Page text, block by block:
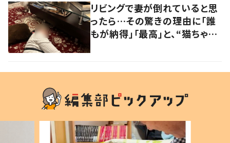
リビングで妻が倒れていると思
ったら…その驚きの理由に「誰
もが納得」「最高」と、“猫ちゃん